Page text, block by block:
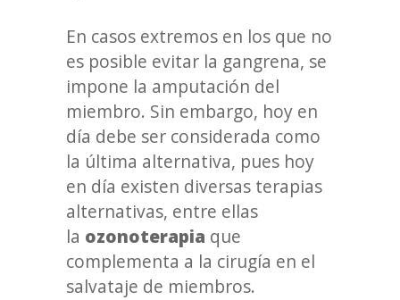
En casos extremos en los que no
es posible evitar la gangrena, se
impone la amputación del
miembro. Sin embargo, hoy en
día debe ser considerada como
la última alternativa, pues hoy
en día existen diversas terapias
alternativas, entre ellas
la ozonoterapia que
complementa a la cirugía en el
salvataje de miembros.